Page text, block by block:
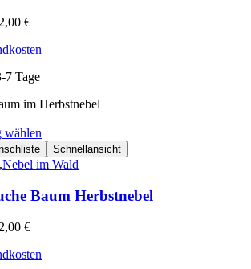
€
7 Tage
wählen
Schnellansicht
Nebel im Wald
Baum Herbstnebel
€